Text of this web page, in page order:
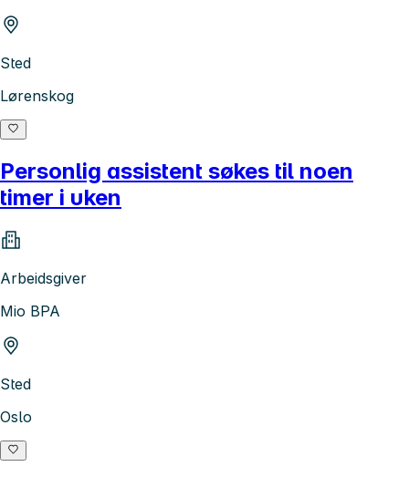
Sted
Lørenskog
Personlig assistent søkes til noen
timer i uken
Arbeidsgiver
Mio BPA
Sted
Oslo